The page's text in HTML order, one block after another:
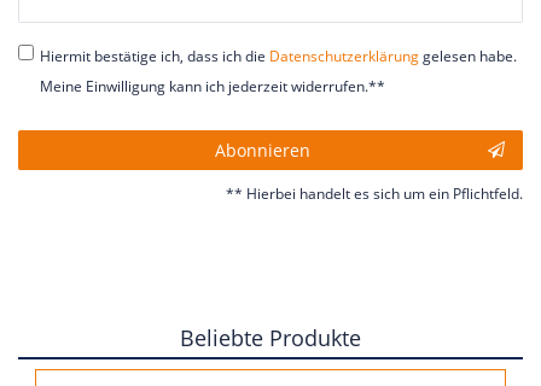
Honig
Hiermit bestätige ich, dass ich die Daten­schutz­erklärunggelesen habe.
Meine Einwilligung kann ich jederzeit widerrufen.**
Abonnieren
** Hierbei handelt es sich um ein Pflichtfeld.
Beliebte Produkte